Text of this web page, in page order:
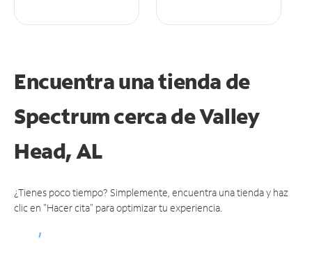
Encuentra una tienda de
Spectrumcerca de Valley
Head, AL
¿Tienes poco tiempo? Simplemente, encuentra una tienda y haz
clic en "Hacer cita" para optimizar tu experiencia.